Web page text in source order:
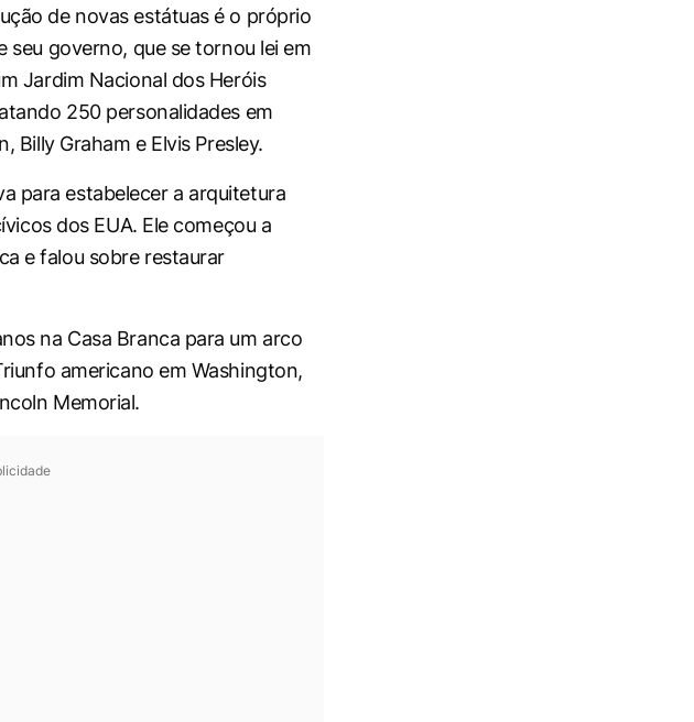
de novas estátuas é o próprio
seu governo, que se tornou lei em
Jardim Nacional dos Heróis
250 personalidades em
Billy Graham e Elvis Presley.
para estabelecer a arquitetura
dos EUA. Ele começou a
e falou sobre restaurar
na Casa Branca para um arco
americano em Washington,
Memorial.